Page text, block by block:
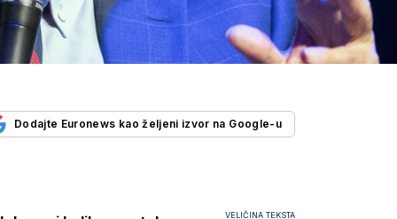
Dodajte Euronews kao željeni izvor na Google-u
VELIČINA TEKSTA